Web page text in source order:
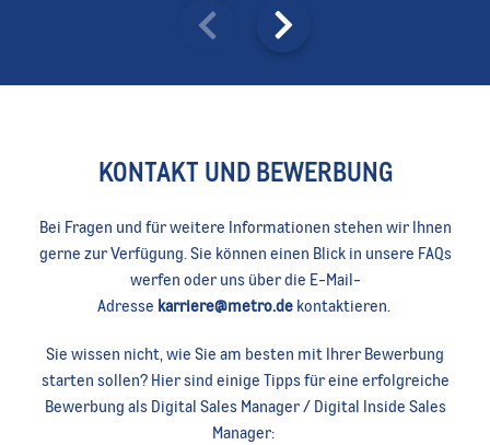
KONTAKT UND BEWERBUNG
Bei Fragen und für weitere Informationen stehen wir Ihnen
gerne zur Verfügung. Sie können einen Blick in unsere FAQs
werfen oder uns über die E-Mail-
Adresse karriere@metro.dekontaktieren.
Sie wissen nicht, wie Sie am besten mit Ihrer Bewerbung
starten sollen? Hier sind einige Tipps für eine erfolgreiche
Bewerbung als Digital Sales Manager / Digital Inside Sales
Manager: